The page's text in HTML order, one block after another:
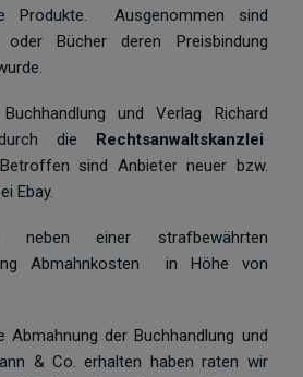
Produkte. Ausgenommen sind
oder Bücher deren Preisbindung
und Verlag Richard
die Rechtsanwaltskanzlei
Betroffen sind Anbieter neuer bzw.
Ebay.
neben einer strafbewährten
Abmahnkosten in Höhe von
Abmahnung der Buchhandlung und
& Co. erhalten haben raten wir